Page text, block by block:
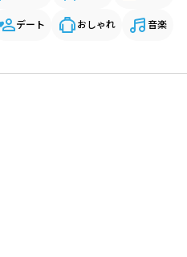
デート おしゃれ 音楽